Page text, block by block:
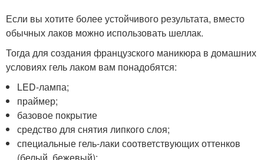
Если вы хотите более устойчивого результата, вместо
обычных лаков можно использовать шеллак.
Тогда для создания французского маникюра в домашних
условиях гель лаком вам понадобятся:
LED-лампа;
праймер;
базовое покрытие
средство для снятия липкого слоя;
специальные гель-лаки соответствующих оттенков
(белый, бежевый);